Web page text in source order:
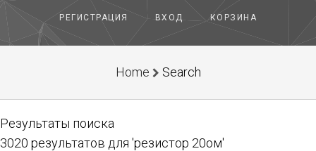
РЕГИСТРАЦИЯ ВХОД КОРЗИНА
Home Search
Результаты поиска
3020 результатов для 'резистор 20ом'